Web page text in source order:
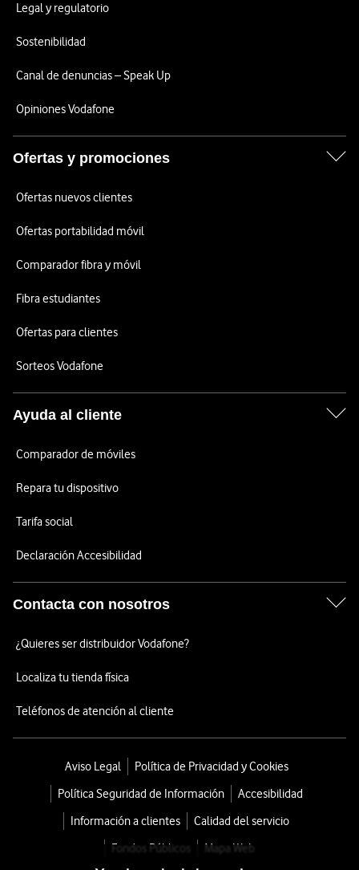
Legal y regulatorio
Sostenibilidad
Canal de denuncias – Speak Up
Opiniones Vodafone
Ofertas y promociones
Ofertas nuevos clientes
Ofertas portabilidad móvil
Comparador fibra y móvil
Fibra estudiantes
Ofertas para clientes
Sorteos Vodafone
Ayuda al cliente
Comparador de móviles
Repara tu dispositivo
Tarifa social
Declaración Accesibilidad
Contacta con nosotros
¿Quieres ser distribuidor Vodafone?
Localiza tu tienda física
Teléfonos de atención al cliente
Aviso Legal
Política de Privacidad y Cookies
Política Seguridad de Información
Accesibilidad
Información a clientes
Calidad del servicio
Fondos Públicos
Mapa Web